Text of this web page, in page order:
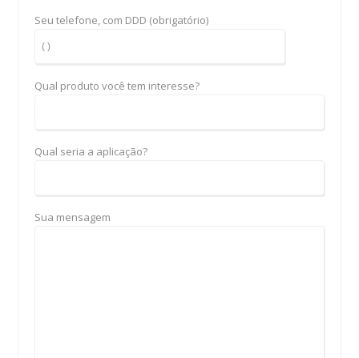
Seu telefone, com DDD (obrigatório)
Qual produto você tem interesse?
Qual seria a aplicação?
Sua mensagem